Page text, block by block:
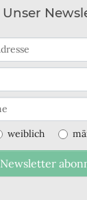
Unser
weiblich
Newsletter